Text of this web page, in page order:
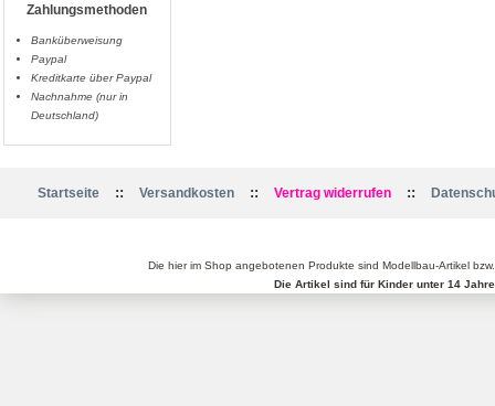
Zahlungsmethoden
Banküberweisung
Paypal
Kreditkarte über Paypal
Nachnahme (nur in
Deutschland)
Startseite :: Versandkosten :: Vertrag widerrufen ::
Die hier im Shop angebotenen Produkte sind Modellbau-Artikel
Die Artikel sind für Kinder unter 14